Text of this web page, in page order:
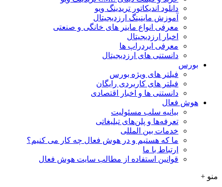
دانلود اندیکاتور تریدینگ ویو
آموزش ماینینگ ارزدیجیتال
معرفی انواع ماینر های خانگی و صنعتی
اخبار ارزدیجیتال
معرفی ایردراپ ها
دانستنی های ارزدیجیتال
بورس
فیلتر های ویژه بورس
فیلتر های کاربردی رایگان
دانستنی ها و اخبار اقتصادی
هوش فعال
بیانیه سلب مسئولیت
تعرفه‌ها و پلن‌های تبلیغاتی
خدمات بین المللی
ما که هستیم و در هوش فعال چه کار می کنیم؟
ارتباط با ما
قوانین استفاده از مطالب سایت هوش فعال
منو +